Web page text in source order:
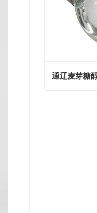
通辽麦芽糖